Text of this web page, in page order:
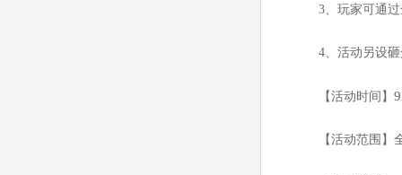
3、玩家可通
4、活动另设
【活动时间】
【活动范围】